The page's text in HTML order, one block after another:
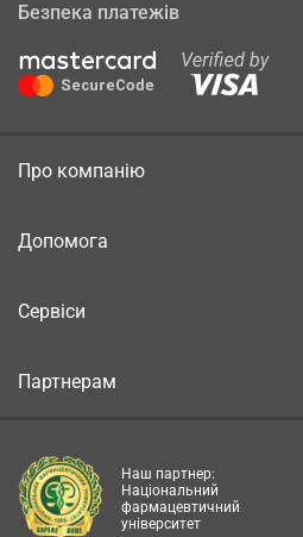
Безпека платежів
Про компанію
Допомога
Сервіси
Партнерам
Наш партнер:
Національний
фармацевтичний
університет